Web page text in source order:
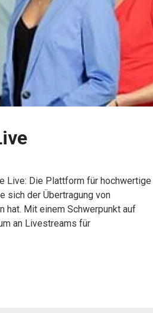
Live: Die Plattform für hochwertige
sich der Übertragung von
hat. Mit einem Schwerpunkt auf
an Livestreams für